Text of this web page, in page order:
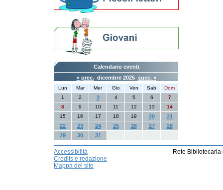
Calendario eventi
« prec.dicembre 2025 succ. »
Lun Mar Mer Gio Ven Sab
Dom
1
2 3 4 5 6
7
8
9 10 11 12 13
14
15
16 17 18 19 20
21
22
23 24 25 26 27
28
29
30 31
Accessibilità
Credits e redazione
Mappa del sito
Rete